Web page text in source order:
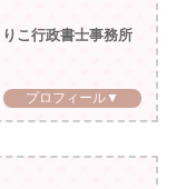
こ行政書士事務所
プロフィール▼